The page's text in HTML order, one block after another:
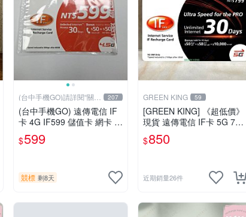
(台中手機GO)請詳閱“關於
我
207
(台中手機GO) 遠傳電信 IF
卡 4G IF599 儲值卡 網卡 3
0天 （限外籍人士號碼專
用！
$599
競標 剩8天
GREEN KING 59
[GREEN KING] 《超低價》
現貨 遠傳電信 IF卡 5G 799
30天網路吃到飽 儲值卡 網
卡 網路儲值卡 上網卡
$850
近期銷量26件